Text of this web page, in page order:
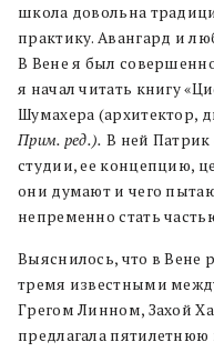
школа довольна
практику. Авангард и
В Вене я был
я начал читать книгу
Шумахера (архитектор,
Прим. ред.). В ней
студии, ее концепцию,
они думают и чего
непременно стать
Выяснилось, что в Вене
тремя известными
Грегом Линном, Захой
предлагала